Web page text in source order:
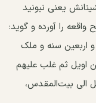
یعنی نبونید
را آورده و گوید:
اربعین سنه و ملک
بن اویل ثم غلب علیهم
الی بیت‌المقدس،